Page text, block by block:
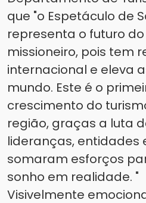
que "o Espetáculo de
representa o futuro
missioneiro, pois tem
internacional e eleva
mundo. Este é o
crescimento do
região, graças a luta
lideranças, entidades
somaram esforços
sonho em realidade. "
Visivelmente